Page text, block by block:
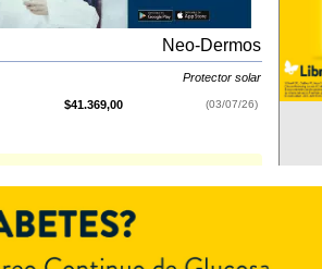
Neo-Dermos
Protector solar
$41.369,00 (03/07/26)
disponible.